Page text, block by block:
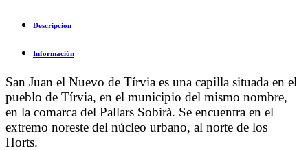
Descripción
Información
San Juan el Nuevo de Tírvia es una capilla situada en el
pueblo de Tírvia, en el municipio del mismo nombre,
en la comarca del Pallars Sobirà. Se encuentra en el
extremo noreste del núcleo urbano, al norte de los
Horts.